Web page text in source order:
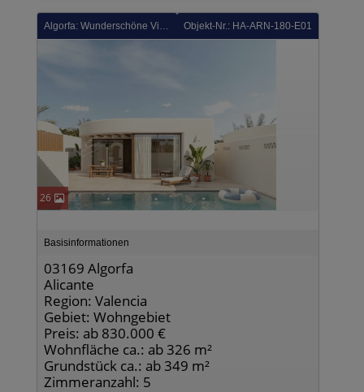
Objekt-Nr.: HA-ARN-180-E01
26
Basisinformationen
03169 Algorfa
Alicante
Region: Valencia
Gebiet: Wohngebiet
Preis: ab 830.000 €
Wohnfläche ca.: ab 326 m²
Grundstück ca.: ab 349 m²
Zimmeranzahl: 5